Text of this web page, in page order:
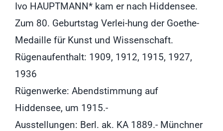
Ivo HAUPTMANN* kam er nach Hiddensee.
Zum 80. Geburtstag Verlei-hung der Goethe-
Medaille für Kunst und Wissenschaft.
Rügenaufenthalt: 1909, 1912, 1915, 1927,
1936
Rügenwerke: Abendstimmung auf
Hiddensee, um 1915.-
Ausstellungen: Berl. ak. KA 1889.- Münchner